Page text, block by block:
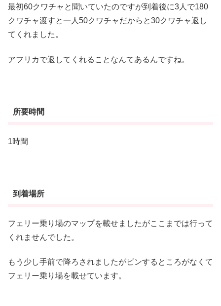
最初60クワチャと聞いていたのですが到着後に3人で180
クワチャ渡すと一人50クワチャだからと30クワチャ返し
てくれました。
アフリカで返してくれることなんてあるんですね。
所要時間
1時間
到着場所
フェリー乗り場のマップを載せましたがここまでは行って
くれませんでした。
もう少し手前で降ろされましたがピンするところがなくて
フェリー乗り場を載せています。